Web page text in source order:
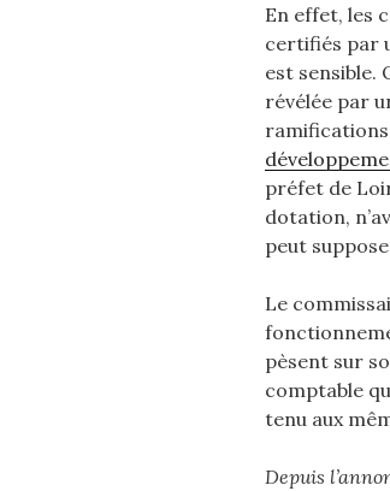
En effet, les
certifiés par
est sensible.
révélée par
préfet de
dotation,
peut
Le
pèsent sur
comptable
tenu aux
Depuis